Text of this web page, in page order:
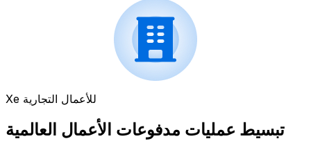
Xe للأعمال التجارية
تبسيط عمليات مدفوعات الأعمال العالمية